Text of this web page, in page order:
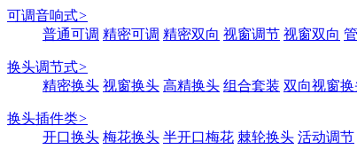
可调音响式>
普通可调 精密可调 精密双向 视窗调节 视窗双向
换头调节式>
精密换头 视窗换头 高精换头 组合套装 双向视窗换
换头插件类>
开口换头 梅花换头 半开口梅花 棘轮换头 活动调节